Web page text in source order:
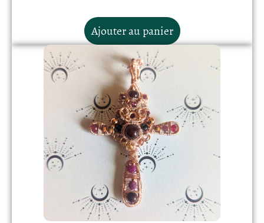
Ajouter au panier